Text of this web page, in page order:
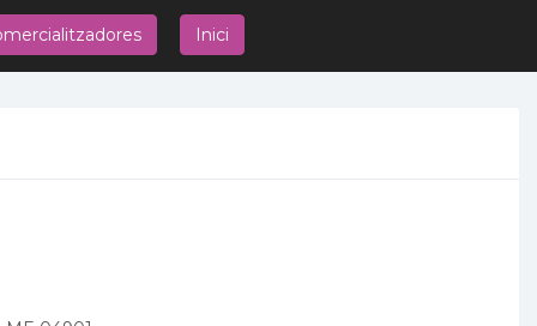
Inici